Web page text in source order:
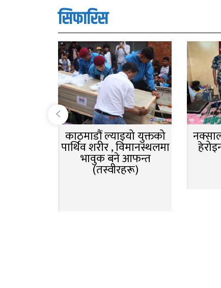
सिफारिस
काठमाडौं ल्याइयो युक्तको
पार्थिव शरीर , विमानस्थलमा
भावुक बने आफन्त
(तस्वीरहरू)